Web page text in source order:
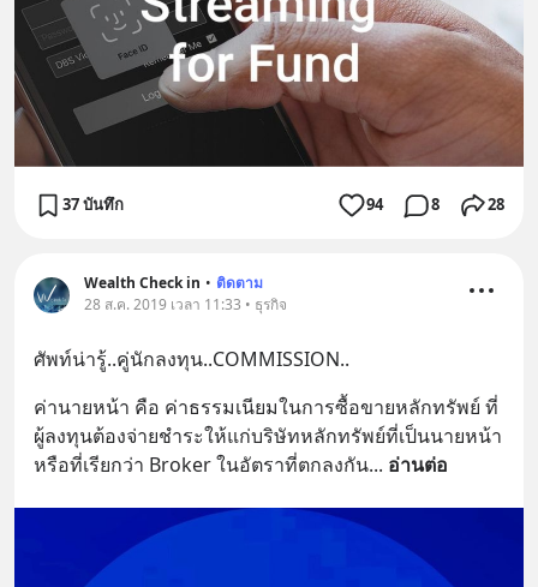
37 บันทึก 94 8 28
Wealth Check in • ติดตาม
28 ส.ค. 2019 เวลา 11:33 • ธุรกิจ
ศัพท์น่ารู้..คู่นักลงทุน..COMMISSION..
ค่านายหน้า คือ ค่าธรรมเนียมในการซื้อขายหลักทรัพย์ ที่
ผู้ลงทุนต้องจ่ายชำระให้แก่บริษัทหลักทรัพย์ที่เป็นนายหน้า
หรือที่เรียกว่า Broker ในอัตราที่ตกลงกัน... อ่านต่อ